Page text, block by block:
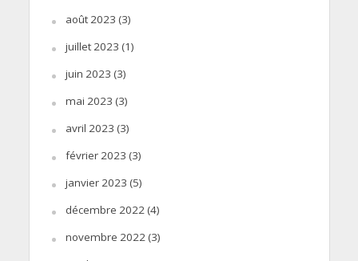
août 2023 (3)
juillet 2023 (1)
juin 2023 (3)
mai 2023 (3)
avril 2023 (3)
février 2023 (3)
janvier 2023 (5)
décembre 2022 (4)
novembre 2022 (3)